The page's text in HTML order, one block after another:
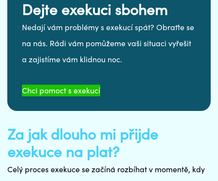
Dejte exekuci sbohem
Nedají vám problémy s exekucí spát? Obraťte se
na nás. Rádi vám pomůžeme vaši situaci vyřešit
a zajistíme vám klidnou noc.
Chci pomoct s exekucí
Za jak dlouho mi přijde
exekuce na plat?
Celý proces exekuce se začíná rozbíhat v momentě, kdy